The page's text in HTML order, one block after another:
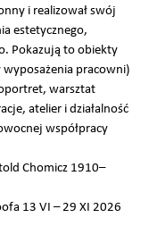
i realizował swój
estetycznego,
Pokazują to obiekty
pracowni)
warsztat
atelier i działalność
współpracy
Chomicz 1910–
13 VI – 29 XI 2026